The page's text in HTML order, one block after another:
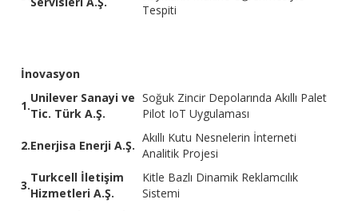
Tespiti
İnovasyon
1.
Unilever Sanayi ve
Tic. Türk A.Ş.
Soğuk Zincir Depolarında Akıllı Palet
Pilot IoT Uygulaması
2.Enerjisa Enerji A.Ş.
Akıllı Kutu Nesnelerin İnterneti
Analitik Projesi
3.
Turkcell İletişim
Hizmetleri A.Ş.
Kitle Bazlı Dinamik Reklamcılık
Sistemi